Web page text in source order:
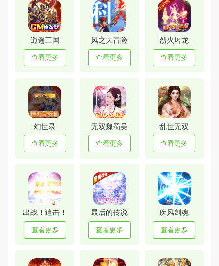
逍遥三国
查看更多
风之大冒险
查看更多
烈火屠龙
查看更多
幻世录
查看更多
无双魏蜀吴
查看更多
乱世无双
查看更多
出战！追击！
查看更多
最后的传说
查看更多
疾风剑魂
查看更多